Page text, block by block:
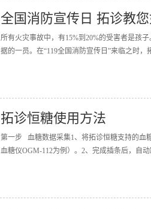
全国消防宣传日 拓诊教
所有火灾事故中，有15%到20%的受害者是孩
据的一员。在“119全国消防宣传日”来临之时
拓诊恒糖使用方法
第一步 血糖数据采集1、将拓诊恒糖支持的血
血糖仪OGM-112为例）。2、完成插条后，自